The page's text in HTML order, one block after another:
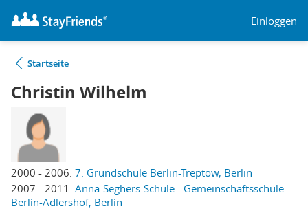
Einloggen
Startseite
Christin Wilhelm
2000 - 2006: 7. Grundschule Berlin-Treptow, Berlin
2007 - 2011: Anna-Seghers-Schule - Gemeinschaftsschule
Berlin-Adlershof, Berlin